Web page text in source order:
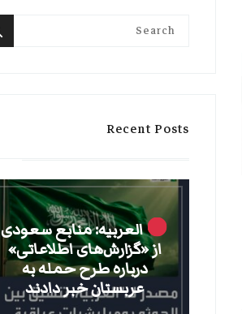
Search
Recent Posts
العربیه: منابع سعودی
از «گزارش‌های اطلاعاتی»
درباره طرح حمله به
عربستان خبر دادند